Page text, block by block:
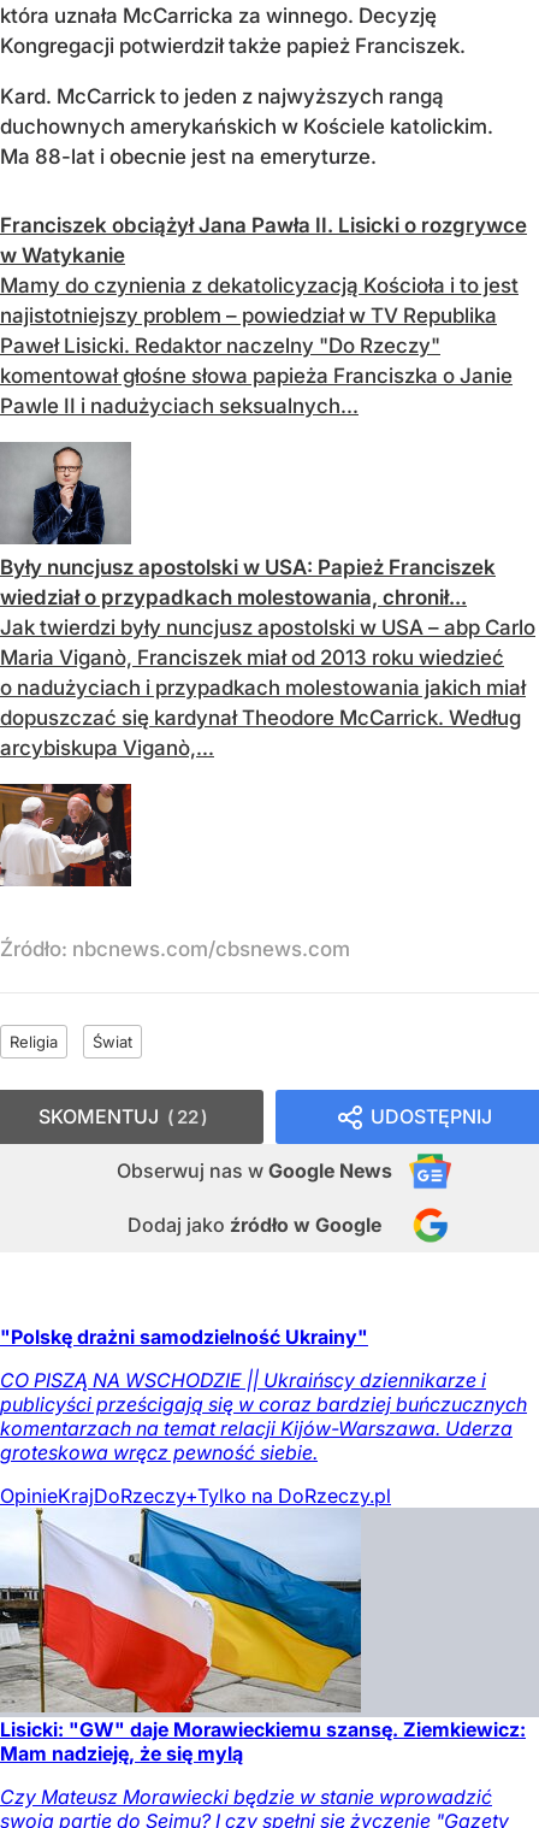
która uznała McCarricka za winnego. Decyzję
Kongregacji potwierdził także papież Franciszek.
Kard. McCarrick to jeden z najwyższych rangą
duchownych amerykańskich w Kościele katolickim.
Ma 88-lat i obecnie jest na emeryturze.
Franciszek obciążył Jana Pawła II. Lisicki o rozgrywce
w Watykanie
Mamy do czynienia z dekatolicyzacją Kościoła i to jest
najistotniejszy problem – powiedział w TV Republika
Paweł Lisicki. Redaktor naczelny "Do Rzeczy"
komentował głośne słowa papieża Franciszka o Janie
Pawle II i nadużyciach seksualnych...
Były nuncjusz apostolski w USA: Papież Franciszek
wiedział o przypadkach molestowania, chronił...
Jak twierdzi były nuncjusz apostolski w USA – abp Carlo
Maria Viganò, Franciszek miał od 2013 roku wiedzieć
o nadużyciach i przypadkach molestowania jakich miał
dopuszczać się kardynał Theodore McCarrick. Według
arcybiskupa Viganò,...
Źródło: nbcnews.com/cbsnews.com
Religia Świat
UDOSTĘPNIJ
Obserwuj nas w Google News
Dodaj jako źródło w Google
SKOMENTUJ 22
"Polskę drażni samodzielność Ukrainy"
CO PISZĄ NA WSCHODZIE || Ukraińscy dziennikarze i
publicyści prześcigają się w coraz bardziej buńczucznych
komentarzach na temat relacji Kijów-Warszawa. Uderza
groteskowa wręcz pewność siebie.
OpinieKrajDoRzeczy+Tylko na DoRzeczy.pl
Lisicki: "GW" daje Morawieckiemu szansę. Ziemkiewicz:
Mam nadzieję, że się mylą
Czy Mateusz Morawiecki będzie w stanie wprowadzić
swoją partię do Sejmu? I czy spełni się życzenie "Gazety